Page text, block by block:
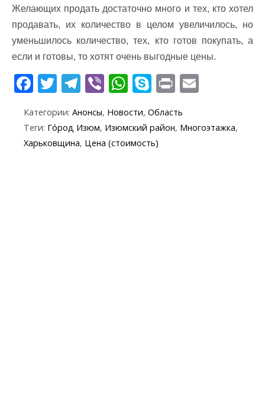
Желающих продать достаточно много и тех, кто хотел
продавать, их количество в целом увеличилось, но
уменьшилось количество, тех, кто готов покупать, а
если и готовы, то хотят очень выгодные цены.
F
e
b
T
itt
er
T
e
gr
Vi
er
W
at
s
S
k
y
p
Pr
t ai
Категории: Анонсы, Новости, Область
Теги: Го́род Изюм, Изюмский район, Многоэтажка,
Харьковщина, Цена (стоимость)